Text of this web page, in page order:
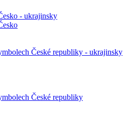
- ukrajinsky
České republiky - ukrajinsky
České republiky